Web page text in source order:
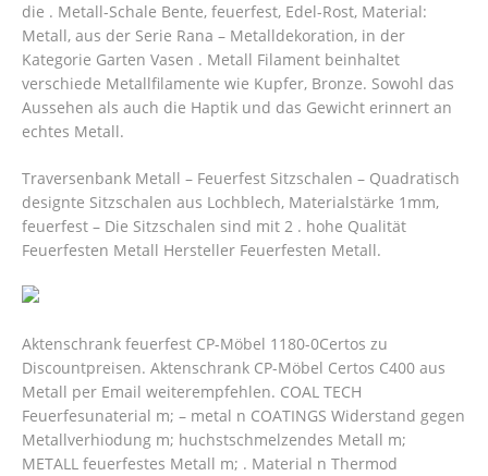
die . Metall-Schale Bente, feuerfest, Edel-Rost, Material:
Metall, aus der Serie Rana – Metalldekoration, in der
Kategorie Garten Vasen . Metall Filament beinhaltet
verschiede Metallfilamente wie Kupfer, Bronze. Sowohl das
Aussehen als auch die Haptik und das Gewicht erinnert an
echtes Metall.
Traversenbank Metall – Feuerfest Sitzschalen – Quadratisch
designte Sitzschalen aus Lochblech, Materialstärke 1mm,
feuerfest – Die Sitzschalen sind mit 2 . hohe Qualität
Feuerfesten Metall Hersteller Feuerfesten Metall.
Aktenschrank feuerfest CP-Möbel 1180-0Certos zu
Discountpreisen. Aktenschrank CP-Möbel Certos C400 aus
Metall per Email weiterempfehlen. COAL TECH
Feuerfesunaterial m; – metal n COATINGS Widerstand gegen
Metallverhiodung m; huchstschmelzendes Metall m;
METALL feuerfestes Metall m; . Material n Thermod